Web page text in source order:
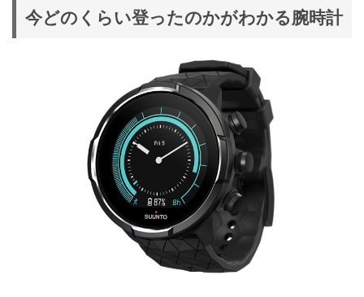
今どのくらい登ったのかがわかる腕時計